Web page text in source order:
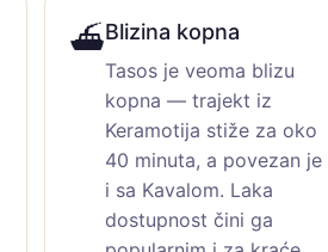
⛴️Blizina kopna
Tasos je veoma blizu
kopna — trajekt iz
Keramotija stiže za oko
40 minuta, a povezan je
i sa Kavalom. Laka
dostupnost čini ga